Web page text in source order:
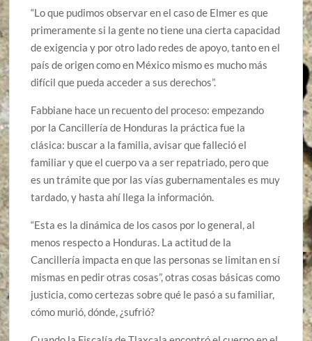
“Lo que pudimos observar en el caso de Elmer es que
primeramente si la gente no tiene una cierta capacidad
de exigencia y por otro lado redes de apoyo, tanto en el
país de origen como en México mismo es mucho más
difícil que pueda acceder a sus derechos”.
Fabbiane hace un recuento del proceso: empezando
por la Cancillería de Honduras la práctica fue la
clásica: buscar a la familia, avisar que falleció el
familiar y que el cuerpo va a ser repatriado, pero que
es un trámite que por las vías gubernamentales es muy
tardado, y hasta ahí llega la información.
“Esta es la dinámica de los casos por lo general, al
menos respecto a Honduras. La actitud de la
Cancillería impacta en que las personas se limitan en sí
mismas en pedir otras cosas”, otras cosas básicas como
justicia, como certezas sobre qué le pasó a su familiar,
cómo murió, dónde, ¿sufrió?